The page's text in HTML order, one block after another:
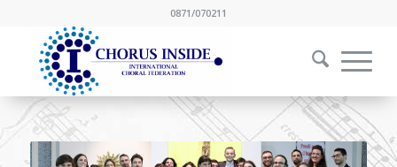
0871/070211